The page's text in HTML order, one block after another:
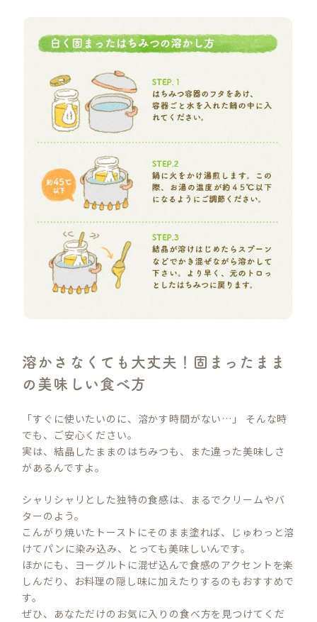
溶かさなくても大丈夫！固まったまま
の美味しい食べ方
「すぐに使いたいのに、溶かす時間がない…」 そんな時
でも、ご安心ください。
実は、結晶したままのはちみつも、また違った美味しさ
があるんですよ。
シャリシャリとした独特の食感は、まるでクリームやバ
ターのよう。
こんがり焼いたトーストにそのまま塗れば、じゅわっと溶
けてパンに染み込み、とっても美味しいんです。
ほかにも、ヨーグルトに混ぜ込んで食感のアクセントを楽
しんだり、お料理の隠し味に加えたりするのもおすすめで
す。
ぜひ、あなただけのお気に入りの食べ方を見つけてくだ